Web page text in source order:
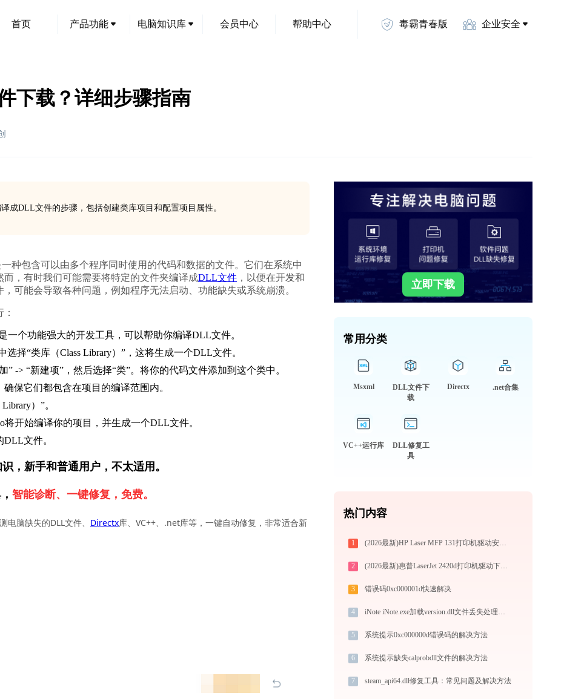
首页 产品功能 电脑知识库 会员中心 帮助中心 毒霸青春版 企业安全
下载？详细步骤指南
成DLL文件的步骤，包括创建类库项目和配置项目属性。
种包含可以由多个程序同时使用的代码和数据的文件。它们在系统中
，有时我们可能需要将特定的文件夹编译成DLL文件 ，以便在开发和
可能会导致各种问题，例如程序无法启动、功能缺失或系统崩溃。
一个功能强大的开发工具，可以帮助你编译DLL文件。
择“类库（Class Library）”，这将生成一个DLL文件。
-> “新建项”，然后选择“类”。将你的代码文件添加到这个类中。
保它们都包含在项目的编译范围内。
）”。
将开始编译你的项目，并生成一个DLL文件。
文件。
，新手和普通用户，不太适用。
智能诊断、一键修复，免费。
电脑缺失的DLL文件、 Directx库、VC++、.net库等，一键自动修复，非常适合新
立即下载
常用分类
Msxml
DLL文件下
载
Directx .net合集
VC++运行库
DLL修复工
具
热门内容
1 (2026最新)HP Laser MFP 131打印机驱动安装全攻略：从下载到安装完全教程
2 (2026最新)惠普LaserJet 2420d打印机驱动下载与安装指南：一步步教您操作
3 错误码0xc000001d快速解决
4 iNote iNote.exe加载version.dll文件丢失处理办法
5 系统提示0xc000000d错误码的解决方法
6 系统提示缺失calprobdll文件的解决方法
7 steam_api64.dll修复工具：常见问题及解决方法